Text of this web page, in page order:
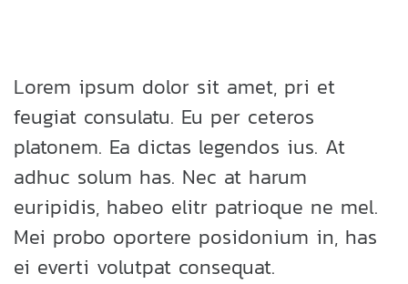
Lorem ipsum dolor sit amet, pri et
feugiat consulatu. Eu per ceteros
platonem. Ea dictas legendos ius. At
adhuc solum has. Nec at harum
euripidis, habeo elitr patrioque ne mel.
Mei probo oportere posidonium in, has
ei everti volutpat consequat.